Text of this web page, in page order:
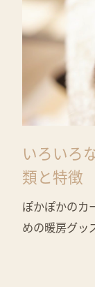
いろいろ
類と特徴
ぽかぽかのカ
めの暖房グッ